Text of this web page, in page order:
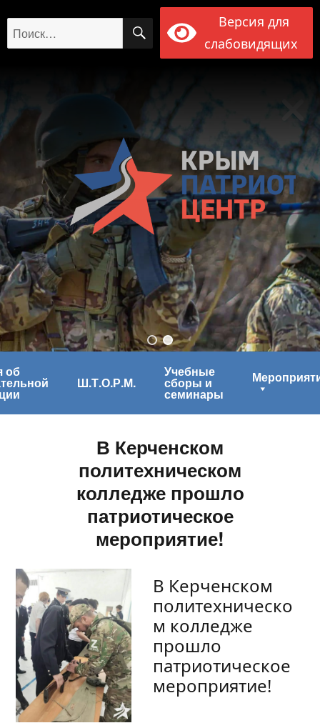
Искать: ПОИСК
Версия для
слабовидящих
об
Ш.Т.О.Р.М.
Учебные
сборы и
семинары
В Керченском
политехническом
колледже прошло
патриотическое
мероприятие!
В Керченском
политехническо
м колледже
прошло
патриотическое
мероприятие!